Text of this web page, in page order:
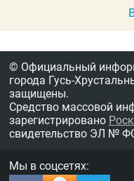
© Официальный
города Гусь-
защищены.
Средство массовой
зарегистрировано
свидетельство ЭЛ №
Мы в соцсетях: